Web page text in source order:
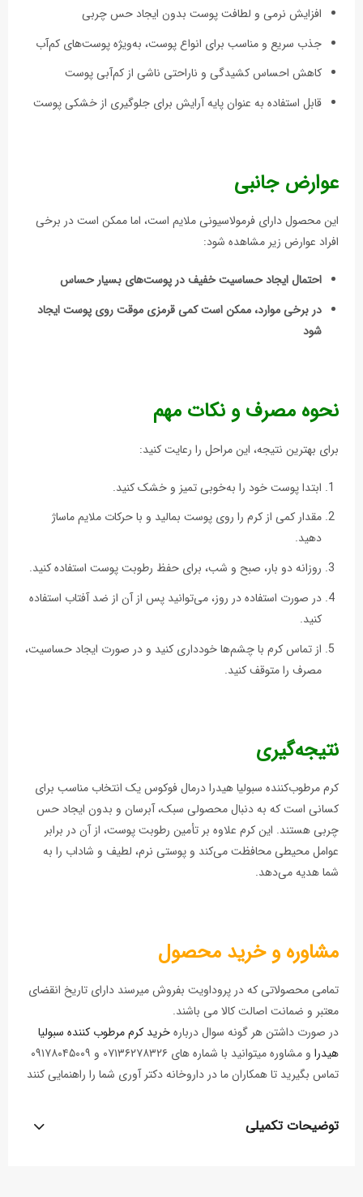
افزایش نرمی و لطافت پوست بدون ایجاد حس چربی
جذب سریع و مناسب برای انواع پوست، به‌ویژه پوست‌های کم‌آب
کاهش احساس کشیدگی و ناراحتی ناشی از کم‌آبی پوست
قابل استفاده به عنوان پایه آرایش برای جلوگیری از خشکی پوست
عوارض جانبی
این محصول دارای فرمولاسیونی ملایم است، اما ممکن است در برخی
افراد عوارض زیر مشاهده شود:
احتمال ایجاد حساسیت خفیف در پوست‌های بسیار حساس
در برخی موارد، ممکن است کمی قرمزی موقت روی پوست ایجاد
شود
نحوه مصرف و نکات مهم
برای بهترین نتیجه، این مراحل را رعایت کنید:
ابتدا پوست خود را به‌خوبی تمیز و خشک کنید.
مقدار کمی از کرم را روی پوست بمالید و با حرکات ملایم ماساژ
دهید.
روزانه دو بار، صبح و شب، برای حفظ رطوبت پوست استفاده کنید.
در صورت استفاده در روز، می‌توانید پس از آن از ضد آفتاب استفاده
کنید.
از تماس کرم با چشم‌ها خودداری کنید و در صورت ایجاد حساسیت،
مصرف را متوقف کنید.
نتیجه‌گیری
کرم مرطوب‌کننده سبولیا هیدرا درمال فوکوس یک انتخاب مناسب برای
کسانی است که به دنبال محصولی سبک، آبرسان و بدون ایجاد حس
چربی هستند. این کرم علاوه بر تأمین رطوبت پوست، از آن در برابر
عوامل محیطی محافظت می‌کند و پوستی نرم، لطیف و شاداب را به
شما هدیه می‌دهد.
مشاوره و خرید محصول
تمامی محصولاتی که در پروداویت بفروش میرسند دارای تاریخ انقضای
معتبر و ضمانت اصالت کالا می باشند.
در صورت داشتن هر گونه سوال دربارهخرید کرم مرطوب‌ کننده سبولیا
هیدرا
و مشاوره میتوانید با شماره های ۰۷۱۳۶۲۷۸۳۲۶ و ۰۹۱۷۸۰۴۵۰۰۹
تماس بگیرید تا همکاران ما در داروخانه دکتر آوری شما را راهنمایی کنند
توضیحات تکمیلی